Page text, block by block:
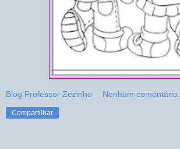
Blog Professor Zezinho Nenhum comentário:
Compartilhar